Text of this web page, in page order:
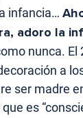
infancia…
adoro la
nunca. El
a
ser madre
es